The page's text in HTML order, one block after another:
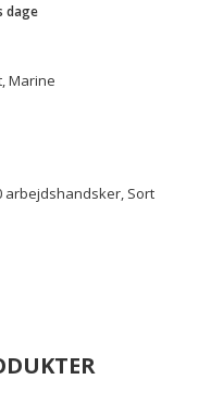
dage
Marine
arbejdshandsker, Sort